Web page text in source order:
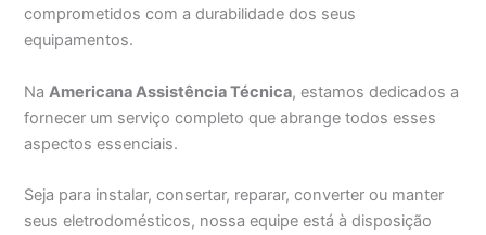
comprometidos com a durabilidade dos seus
equipamentos.
Na Americana Assistência Técnica, estamos dedicados a
fornecer um serviço completo que abrange todos esses
aspectos essenciais.
Seja para instalar, consertar, reparar, converter ou manter
seus eletrodomésticos, nossa equipe está à disposição